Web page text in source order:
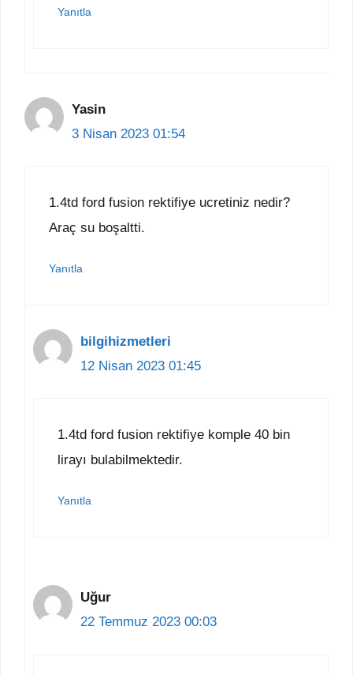
Yanıtla
Yasin
3 Nisan 2023 01:54
1.4td ford fusion rektifiye ucretiniz nedir?
Araç su boşaltti.
Yanıtla
bilgihizmetleri
12 Nisan 2023 01:45
1.4td ford fusion rektifiye komple 40 bin
lirayı bulabilmektedir.
Yanıtla
Uğur
22 Temmuz 2023 00:03